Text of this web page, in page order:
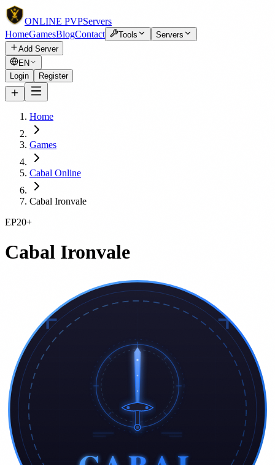
ONLINE PVPServers
HomeGamesBlogContact Tools
Servers
Add Server
EN
Login
Register
Home
Games
Cabal Online
Cabal Ironvale
EP20+
Cabal Ironvale